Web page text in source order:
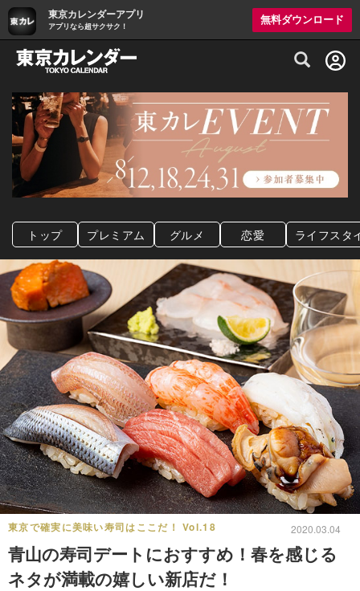
東京カレンダーアプリ
アプリなら超サクサク！
無料ダウンロード
グルメ情報・プレミアムレストラン予約
トップ プレミアム グルメ 恋愛 ライフスタ
東京で確実に美味い寿司はここだ！ Vol.18 2020.03.04
青山の寿司デートにおすすめ！春を感じる
ネタが満載の嬉しい新店だ！